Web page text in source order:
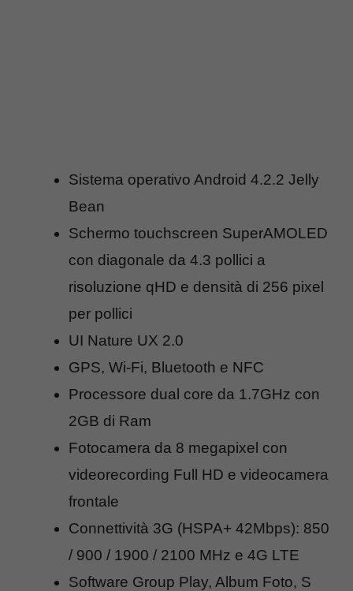
Sistema operativo Android 4.2.2 Jelly
Bean
Schermo touchscreen SuperAMOLED
con diagonale da 4.3 pollici a
risoluzione qHD e densità di 256 pixel
per pollici
UI Nature UX 2.0
GPS, Wi-Fi, Bluetooth e NFC
Processore dual core da 1.7GHz con
2GB di Ram
Fotocamera da 8 megapixel con
videorecording Full HD e videocamera
frontale
Connettività 3G (HSPA+ 42Mbps): 850
/ 900 / 1900 / 2100 MHz e 4G LTE
Software Group Play, Album Foto, S